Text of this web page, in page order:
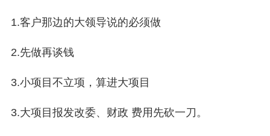
1.客户那边的大领导说的必须做
2.先做再谈钱
3.小项目不立项，算进大项目
3.大项目报发改委、财政 费用先砍一刀。